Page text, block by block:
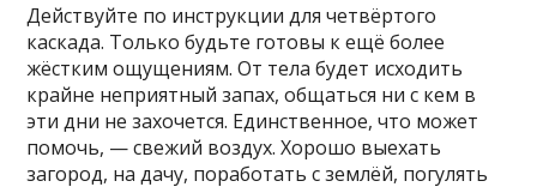
Действуйте по инструкции для четвёртого
каскада. Только будьте готовы к ещё более
жёстким ощущениям. От тела будет исходить
крайне неприятный запах, общаться ни с кем в
эти дни не захочется. Единственное, что может
помочь, — свежий воздух. Хорошо выехать
загород, на дачу, поработать с землёй, погулять